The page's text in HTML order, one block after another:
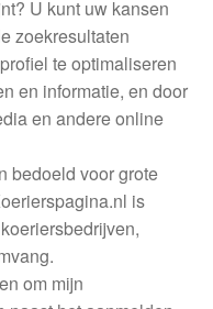
U kunt uw kansen
zoekresultaten
te optimaliseren
en informatie, en door
en andere online
bedoeld voor grote
is
om mijn